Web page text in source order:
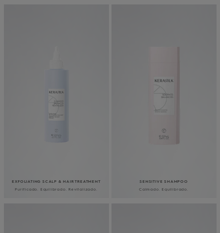
EXFOLIATING SCALP & HAIR TREATMENT
Purificado. Equilibrado. Revitalizado.
SENSITIVE SHAMPOO
Calmado. Equilibrado.